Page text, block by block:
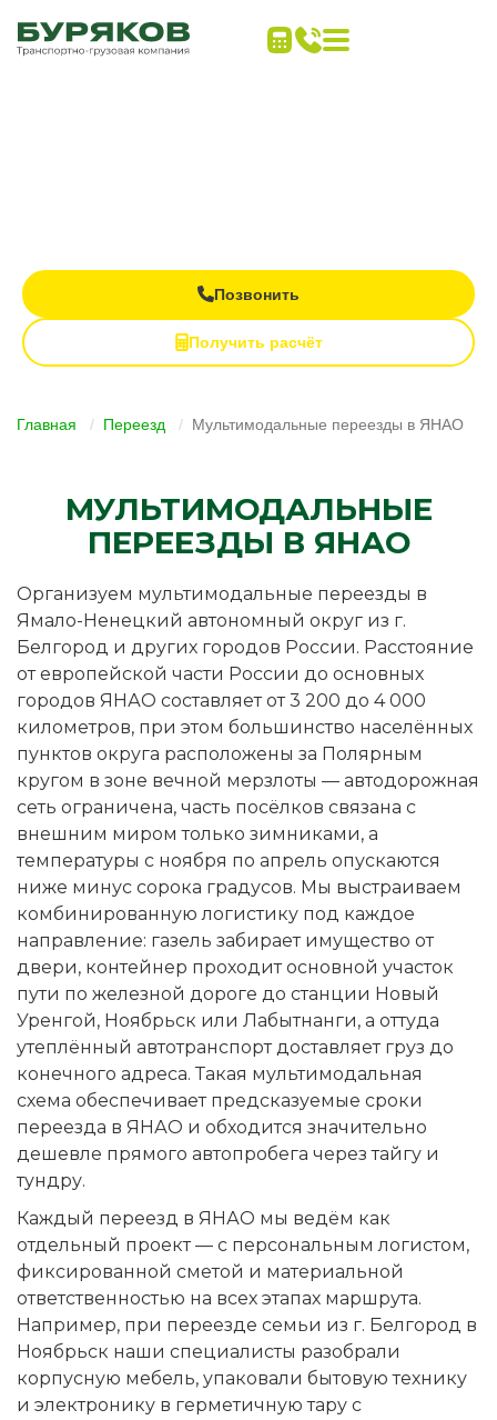
Позвонить
Получить расчёт
Главная Переезд Мультимодальные переезды в ЯНАО
МУЛЬТИМОДАЛЬНЫЕ
ПЕРЕЕЗДЫ В ЯНАО
Организуем мультимодальные переезды в
Ямало-Ненецкий автономный округ из г.
Белгород и других городов России. Расстояние
от европейской части России до основных
городов ЯНАО составляет от 3 200 до 4 000
километров, при этом большинство населённых
пунктов округа расположены за Полярным
кругом в зоне вечной мерзлоты — автодорожная
сеть ограничена, часть посёлков связана с
внешним миром только зимниками, а
температуры с ноября по апрель опускаются
ниже минус сорока градусов. Мы выстраиваем
комбинированную логистику под каждое
направление: газель забирает имущество от
двери, контейнер проходит основной участок
пути по железной дороге до станции Новый
Уренгой, Ноябрьск или Лабытнанги, а оттуда
утеплённый автотранспорт доставляет груз до
конечного адреса. Такая мультимодальная
схема обеспечивает предсказуемые сроки
переезда в ЯНАО и обходится значительно
дешевле прямого автопробега через тайгу и
тундру.
Каждый переезд в ЯНАО мы ведём как
отдельный проект — с персональным логистом,
фиксированной сметой и материальной
ответственностью на всех этапах маршрута.
Например, при переезде семьи из г. Белгород в
Ноябрьск наши специалисты разобрали
корпусную мебель, упаковали бытовую технику
и электронику в герметичную тару с